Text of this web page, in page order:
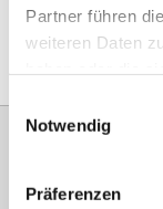
Partner führen
weiteren Daten
Einwilligungsauswahl
Notwendig
Präferenzen